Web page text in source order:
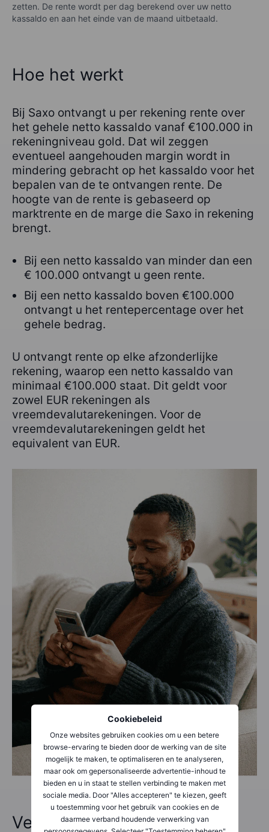
Cookiebeleid
Onze websites gebruiken cookies om u een betere
browse-ervaring te bieden door de werking van de site
mogelijk te maken, te optimaliseren en te analyseren,
maar ook om gepersonaliseerde advertentie-inhoud te
bieden en u in staat te stellen verbinding te maken met
sociale media. Door "Alles accepteren" te kiezen, geeft
u toestemming voor het gebruik van cookies en de
daarmee verband houdende verwerking van
zetten. De rente wordt per dag berekend over uw netto
kassaldo en aan het einde van de maand uitbetaald.
Hoe het werkt
Bij Saxo ontvangt u per rekening rente over
het gehele netto kassaldo vanaf €100.000 in
rekeningniveau gold. Dat wil zeggen
eventueel aangehouden margin wordt in
mindering gebracht op het kassaldo voor het
bepalen van de te ontvangen rente. De
hoogte van de rente is gebaseerd op
marktrente en de marge die Saxo in rekening
brengt.
Bij een netto kassaldo van minder dan een
€ 100.000 ontvangt u geen rente.
Bij een netto kassaldo boven €100.000
ontvangt u het rentepercentage over het
gehele bedrag.
U ontvangt rente op elke afzonderlijke
rekening, waarop een netto kassaldo van
minimaal €100.000 staat. Dit geldt voor
zowel EUR rekeningen als
vreemdevalutarekeningen. Voor de
vreemdevalutarekeningen geldt het
equivalent van EUR.
Veelgestelde vragen